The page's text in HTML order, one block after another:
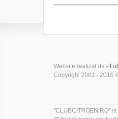
Website realizat de -
Copyright 2003 - 2016
"CLUBCITROEN.RO"